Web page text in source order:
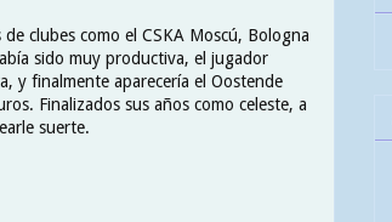
clubes como el CSKA Moscú, Bologna
sido muy productiva, el jugador
y finalmente aparecería el Oostende
Finalizados sus años como celeste, a
suerte.